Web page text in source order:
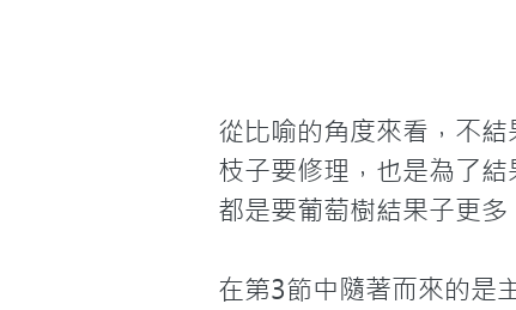
從比喻的角度來看，不
枝子要修理，也是為了
都是要葡萄樹結果子更多
在第3節中隨著而來的是